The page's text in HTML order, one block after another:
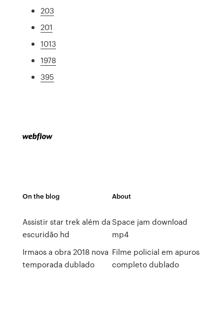
203
201
1013
1978
395
On the blog
Assistir star trek além da
escuridão hd
Irmaos a obra 2018 nova
temporada dublado
About
Space jam download
mp4
Filme policial em apuros
completo dublado